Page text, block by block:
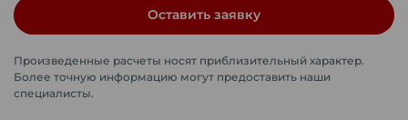
Оставить заявку
Произведенные расчеты носят приблизительный характер.
Более точную информацию могут предоставить наши
специалисты.